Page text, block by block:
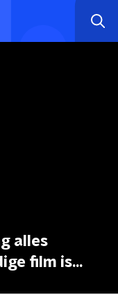
alles
film is...